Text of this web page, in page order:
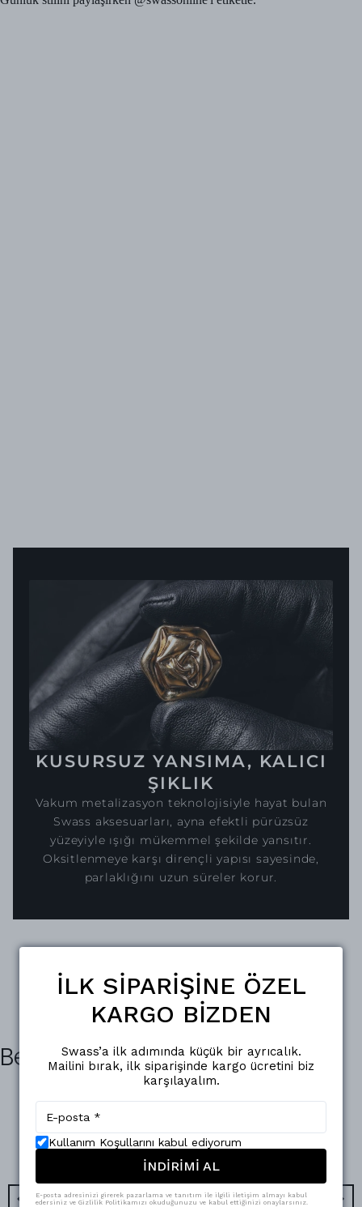
KUSURSUZ YANSIMA, KALICI
ŞIKLIK
Vakum metalizasyon teknolojisiyle hayat bulan
Swass aksesuarları, ayna efektli pürüzsüz
yüzeyiyle ışığı mükemmel şekilde yansıtır.
Oksitlenmeye karşı dirençli yapısı sayesinde,
parlaklığını uzun süreler korur.
Benzer Ürünler
İLK SİPARİŞİNE ÖZEL
KARGO BİZDEN
Swass’a ilk adımında küçük bir ayrıcalık.
Mailini bırak, ilk siparişinde kargo ücretini biz
karşılayalım.
Kullanım Koşullarını kabul ediyorum
İNDİRİMİ AL
E-posta adresinizi girerek pazarlama ve tanıtım ile ilgili iletişim almayı kabul
edersiniz ve Gizlilik Politikamızı okuduğunuzu ve kabul ettiğinizi onaylarsınız.